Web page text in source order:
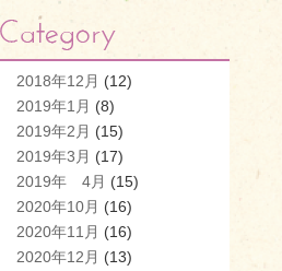
2018年12月 (12)
2019年1月 (8)
2019年2月 (15)
2019年3月 (17)
2019年 4月 (15)
2020年10月 (16)
2020年11月 (16)
2020年12月 (13)